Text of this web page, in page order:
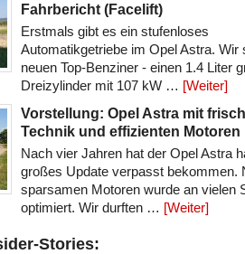
Fahrbericht (Facelift)
Erstmals gibt es ein stufenloses
Automatikgetriebe im Opel Astra. Wir
neuen Top-Benziner - einen 1.4 Liter
Dreizylinder mit 107 kW … [Weiter]
Vorstellung: Opel Astra mit
Technik und effizienten Motoren
Nach vier Jahren hat der Opel Astra
großes Update verpasst bekommen.
sparsamen Motoren wurde an vielen
optimiert. Wir durften … [Weiter]
Stories: